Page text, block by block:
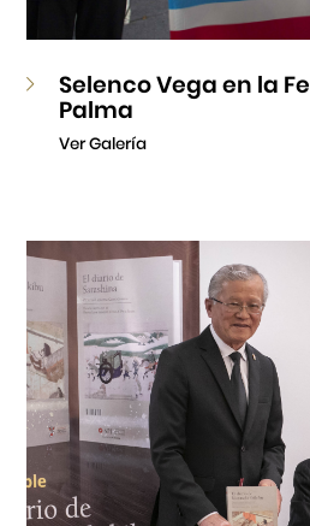
Selenco Vega en la
Palma
Ver Galería